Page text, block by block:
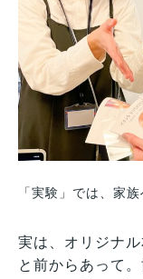
「実験」では、家
実は、オリジナ
と前からあって